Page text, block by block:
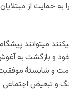
به حمایت از
میتوانند
و بازگشت به
و شایستۀ
و تبعیض اجتماعی